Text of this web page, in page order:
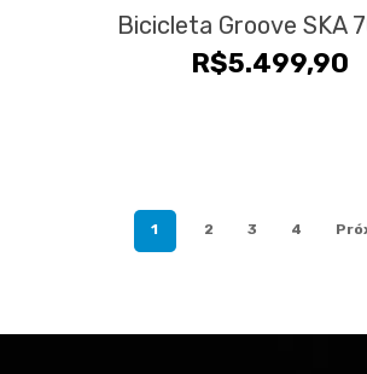
Bicicleta Groove SKA
R$5.499,90
1 2 3 4